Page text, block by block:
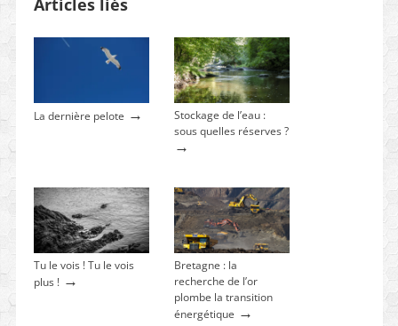
Articles liés
La dernière pelote →
Stockage de l’eau :
sous quelles réserves ?
→
Tu le vois ! Tu le vois
plus !→
Bretagne : la
recherche de l’or
plombe la transition
énergétique →